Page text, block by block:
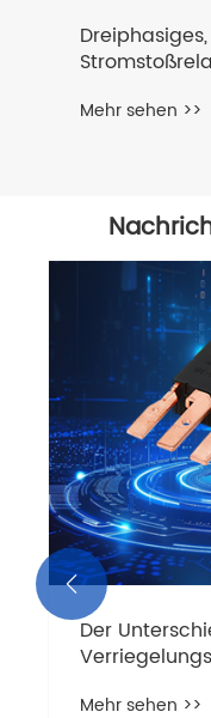
Funktion
Mehr sehen >>
